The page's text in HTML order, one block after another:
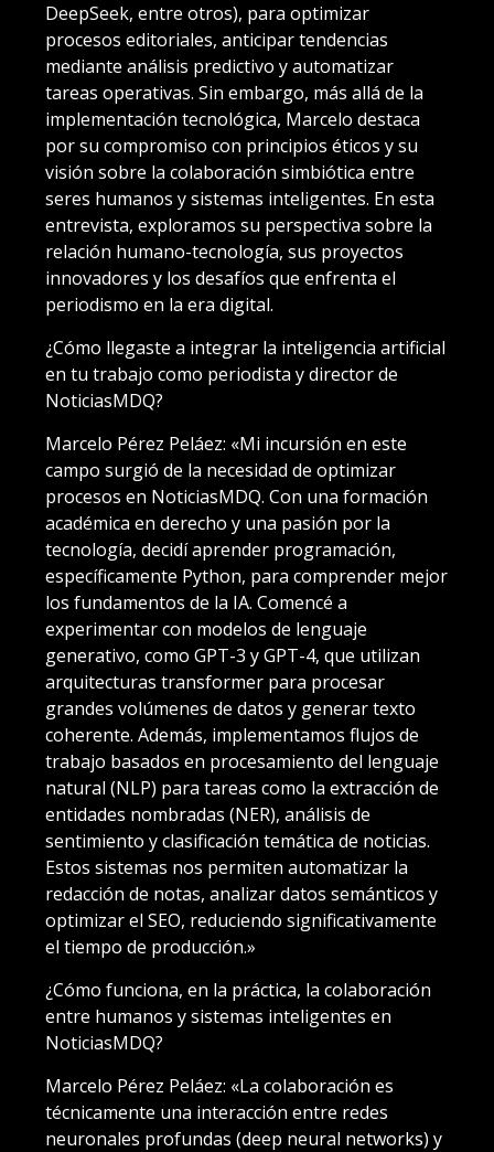
DeepSeek, entre otros), para optimizar
procesos editoriales, anticipar tendencias
mediante análisis predictivo y automatizar
tareas operativas. Sin embargo, más allá de la
implementación tecnológica, Marcelo destaca
por su compromiso con principios éticos y su
visión sobre la colaboración simbiótica entre
seres humanos y sistemas inteligentes. En esta
entrevista, exploramos su perspectiva sobre la
relación humano-tecnología, sus proyectos
innovadores y los desafíos que enfrenta el
periodismo en la era digital.
¿Cómo llegaste a integrar la inteligencia artificial
en tu trabajo como periodista y director de
NoticiasMDQ?
Marcelo Pérez Peláez: «Mi incursión en este
campo surgió de la necesidad de optimizar
procesos en NoticiasMDQ. Con una formación
académica en derecho y una pasión por la
tecnología, decidí aprender programación,
específicamente Python, para comprender mejor
los fundamentos de la IA. Comencé a
experimentar con modelos de lenguaje
generativo, como GPT-3 y GPT-4, que utilizan
arquitecturas transformer para procesar
grandes volúmenes de datos y generar texto
coherente. Además, implementamos flujos de
trabajo basados en procesamiento del lenguaje
natural (NLP) para tareas como la extracción de
entidades nombradas (NER), análisis de
sentimiento y clasificación temática de noticias.
Estos sistemas nos permiten automatizar la
redacción de notas, analizar datos semánticos y
optimizar el SEO, reduciendo significativamente
el tiempo de producción.»
¿Cómo funciona, en la práctica, la colaboración
entre humanos y sistemas inteligentes en
NoticiasMDQ?
Marcelo Pérez Peláez: «La colaboración es
técnicamente una interacción entre redes
neuronales profundas (deep neural networks) y